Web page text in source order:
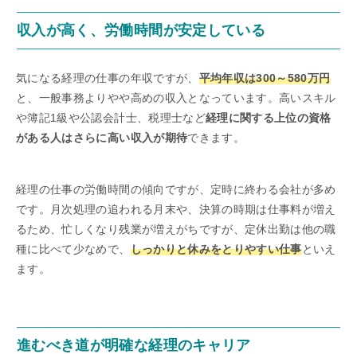
収入が高く、労働時間が安定している
気になる経理の仕事の年収ですが、 平均年収は300～580万円
と、一般事務よりやや高めの収入となっています。高いスキル
や簿記1級や公認会計士、税理士など経理に関する上位の資格
がある人はさらに高い収入が期待できます。
経理の仕事の労働時間の傾向ですが、定時に終わる会社が多め
です。月次処理の追われる月末や、決算の時期は仕事料が増え
るため、忙しくなり残業が増えがちですが、定休出勤は他の職
種に比べて少なめで、 しっかりと休みをとりやすい仕事といえ
ます。
進むべき道が明確な経理のキャリア